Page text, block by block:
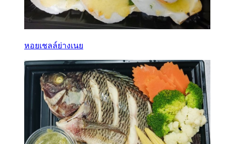
หอยเชลล์ย่างเนย